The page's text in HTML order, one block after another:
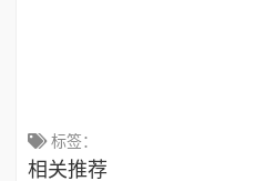
标签：
相关推荐